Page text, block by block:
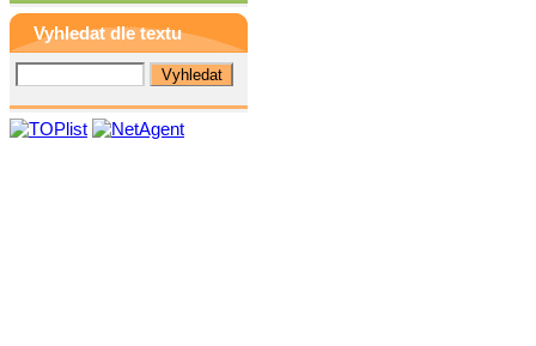
Vyhledat dle textu